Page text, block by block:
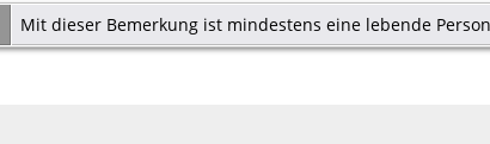
Mit dieser Bemerkung ist mindestens eine lebende